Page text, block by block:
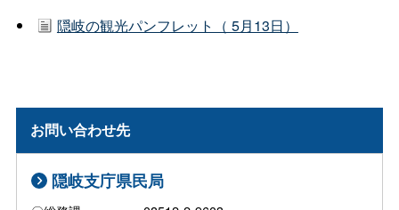
隠岐の観光パンフレット（ 5月13日）
お問い合わせ先
隠岐支庁県民局